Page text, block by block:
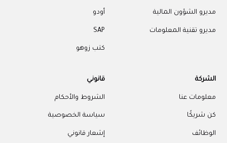
مديرو الشؤون المالية
مديرو تقنية المعلومات
أودو
SAP
كتب زوهو
الشركة
معلومات عنا
كن شريكًا
الوظائف
قانوني
الشروط والأحكام
سياسة الخصوصية
إشعار قانوني